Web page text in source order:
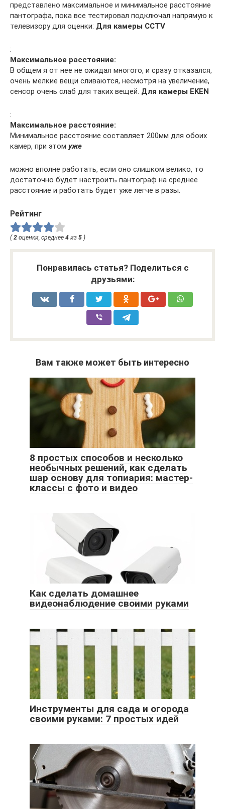
представлено максимальное и минимальное расстояние
пантографа, пока все тестировал подключал напрямую к
телевизору для оценки: Для камеры CCTV
:
Максимальное расстояние:
В общем я от нее не ожидал многого, и сразу отказался,
очень мелкие вещи сливаются, несмотря на увеличение,
сенсор очень слаб для таких вещей. Для камеры EKEN
:
Максимальное расстояние:
Минимальное расстояние составляет 200мм для обоих
камер, при этом уже
можно вполне работать, если оно слишком велико, то
достаточно будет настроить пантограф на среднее
расстояние и работать будет уже легче в разы.
Рейтинг
( 2 оценки, среднее 4 из 5 )
Понравилась статья? Поделиться с
друзьями:
Вам также может быть интересно
8 простых способов и несколько
необычных решений, как сделать
шар основу для топиария: мастер-
классы с фото и видео
Как сделать домашнее
видеонаблюдение своими руками
Инструменты для сада и огорода
своими руками: 7 простых идей